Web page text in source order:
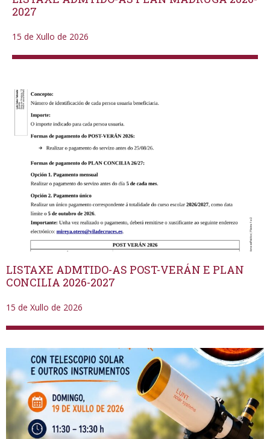
2027
15 de Xullo de 2026
LISTAXE ADMTIDO-AS POST-VERÁN E PLAN
CONCILIA 2026-2027
15 de Xullo de 2026